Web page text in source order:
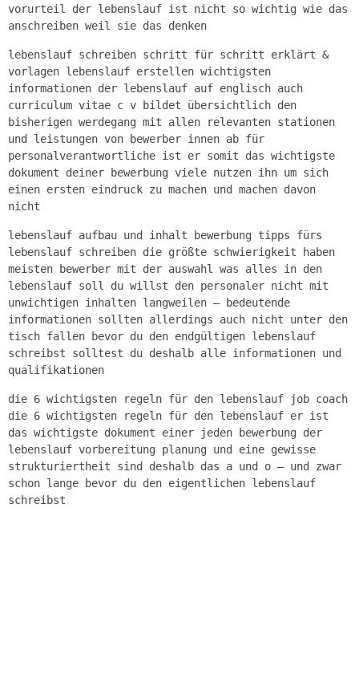
vorurteil der lebenslauf ist nicht so wichtig wie das
anschreiben weil sie das denken
lebenslauf schreiben schritt für schritt erklärt &
vorlagen lebenslauf erstellen wichtigsten
informationen der lebenslauf auf englisch auch
curriculum vitae c v bildet übersichtlich den
bisherigen werdegang mit allen relevanten stationen
und leistungen von bewerber innen ab für
personalverantwortliche ist er somit das wichtigste
dokument deiner bewerbung viele nutzen ihn um sich
einen ersten eindruck zu machen und machen davon
nicht
lebenslauf aufbau und inhalt bewerbung tipps fürs
lebenslauf schreiben die größte schwierigkeit haben
meisten bewerber mit der auswahl was alles in den
lebenslauf soll du willst den personaler nicht mit
unwichtigen inhalten langweilen – bedeutende
informationen sollten allerdings auch nicht unter den
tisch fallen bevor du den endgültigen lebenslauf
schreibst solltest du deshalb alle informationen und
qualifikationen
die 6 wichtigsten regeln für den lebenslauf job coach
die 6 wichtigsten regeln für den lebenslauf er ist
das wichtigste dokument einer jeden bewerbung der
lebenslauf vorbereitung planung und eine gewisse
strukturiertheit sind deshalb das a und o – und zwar
schon lange bevor du den eigentlichen lebenslauf
schreibst